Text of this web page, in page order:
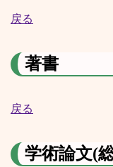
戻る
著書
戻る
学術論文(